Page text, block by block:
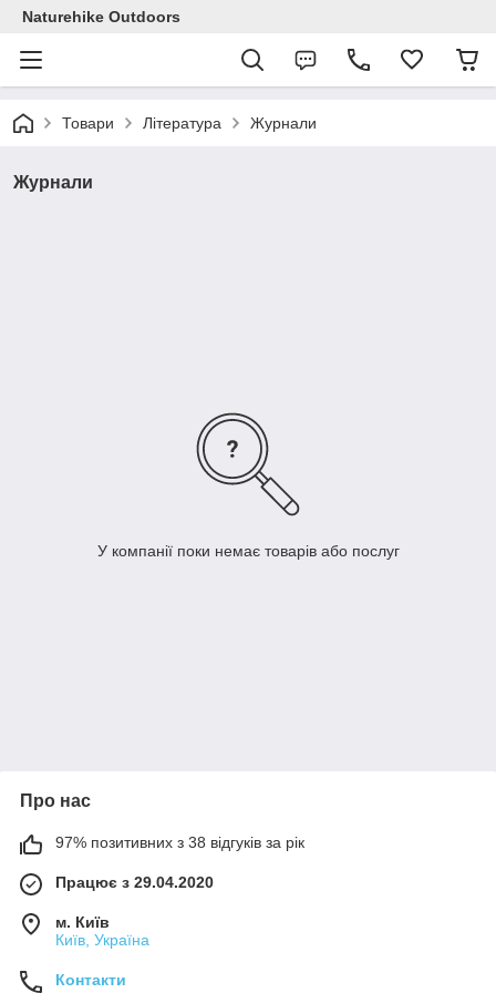
Naturehike Outdoors
Товари Література Журнали
Журнали
У компанії поки немає товарів або послуг
Про нас
97% позитивних з 38 відгуків за рік
Працює з 29.04.2020
м. Київ
Київ, Україна
Контакти